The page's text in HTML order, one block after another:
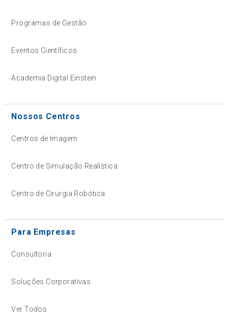
Programas de Gestão
Eventos Científicos
Academia Digital Einstein
Nossos Centros
Centros de Imagem
Centro de Simulação Realística
Centro de Cirurgia Robótica
Para Empresas
Consultoria
Soluções Corporativas
Ver Todos